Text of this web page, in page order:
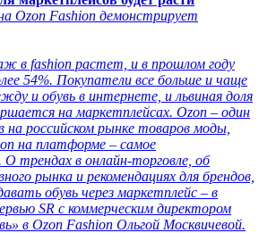
Ozon Fashion демонстрирует
в fashion растет, и в прошлом году
54%. Покупатели все больше и чаще
и обувь в интернете, и львиная доля
на маркетплейсах. Ozon – один
на российском рынке товаров моды,
на платформе – самое
трендах в онлайн-торговле, об
рынка и рекомендациях для брендов,
обувь через маркетплейс – в
SR с коммерческим директором
в Ozon Fashion Ольгой Москвичевой.